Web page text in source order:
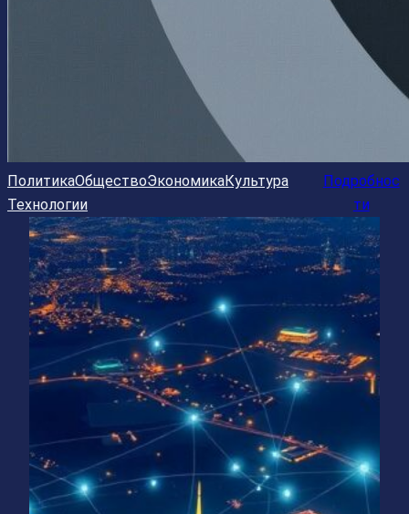
ПолитикаОбществоЭкономикаКультура
Технологии
Подробнос
ти